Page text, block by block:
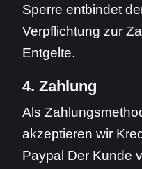
Sperre entbindet
Verpflichtung zur
Entgelte.
4. Zahlung
Als
akzeptieren wir
Paypal Der Kunde